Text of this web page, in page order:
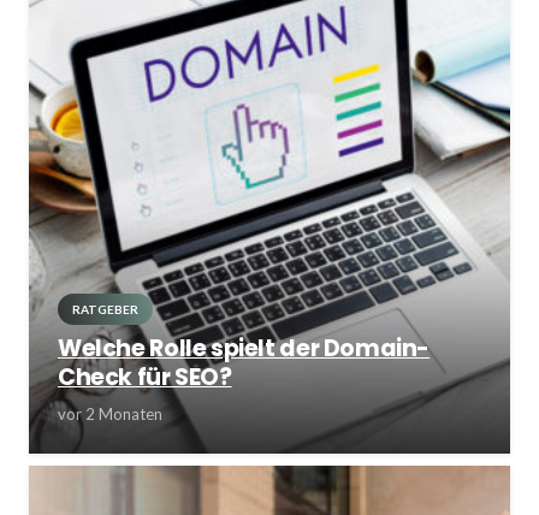
RATGEBER
Welche Rolle spielt der Domain-
Check für SEO?
vor 2 Monaten